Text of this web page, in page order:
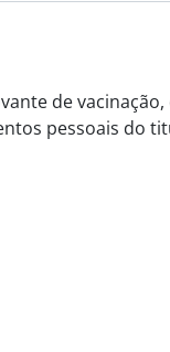
de
pessoais do